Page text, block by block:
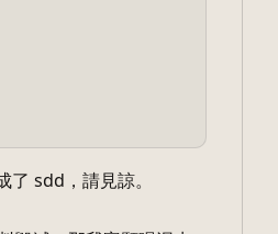
sdd，請見諒。